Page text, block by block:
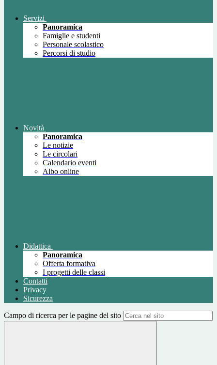
Servizi
Panoramica
Famiglie e studenti
Personale scolastico
Percorsi di studio
Novità
Panoramica
Le notizie
Le circolari
Calendario eventi
Albo online
Didattica
Panoramica
Offerta formativa
I progetti delle classi
Contatti
Privacy
Sicurezza
Campo di ricerca per le pagine del sito